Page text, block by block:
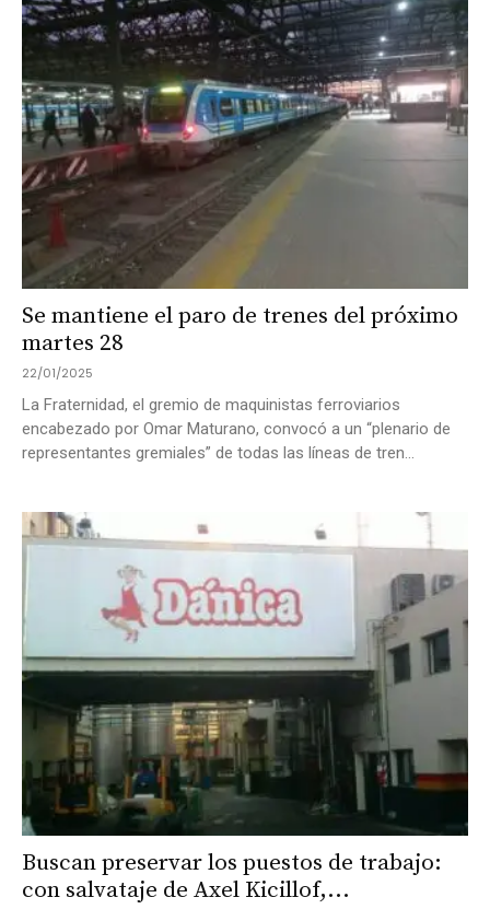
Se mantiene el paro de trenes del próximo
martes 28
22/01/2025
La Fraternidad, el gremio de maquinistas ferroviarios
encabezado por Omar Maturano, convocó a un “plenario de
representantes gremiales” de todas las líneas de tren...
Buscan preservar los puestos de trabajo:
con salvataje de Axel Kicillof,...